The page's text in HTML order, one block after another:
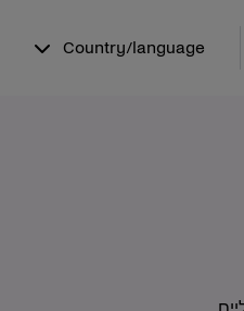
Country/language